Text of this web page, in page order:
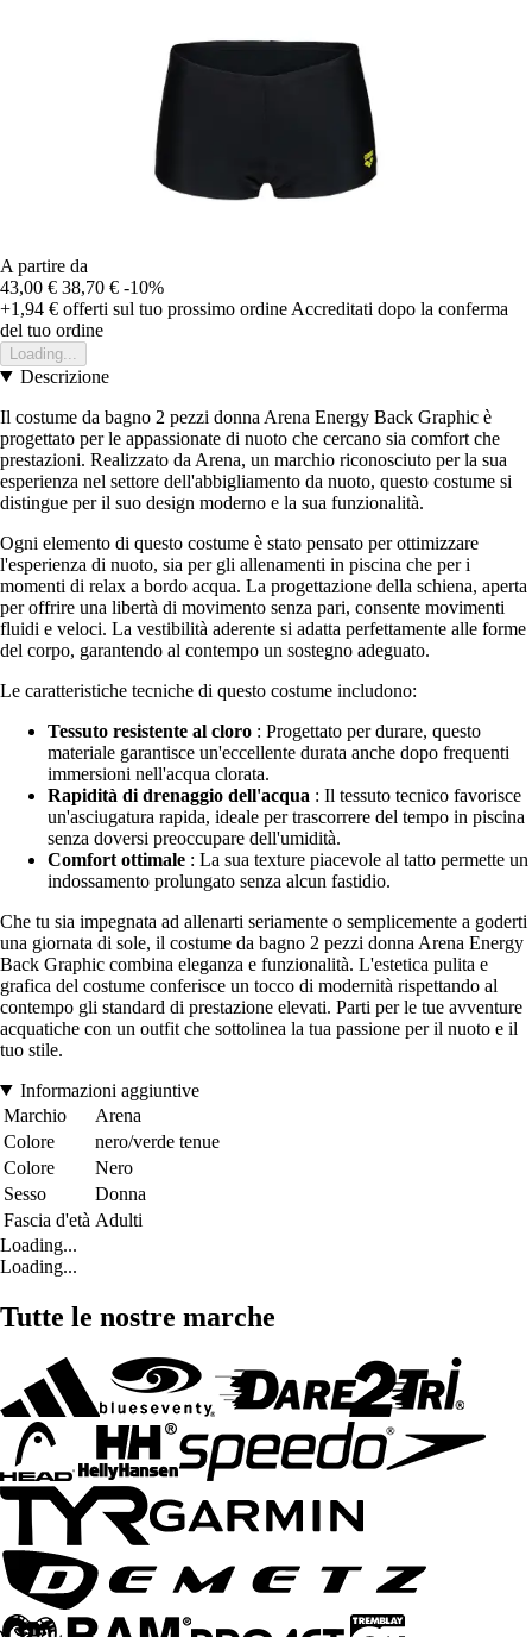
A partire da
43,00 € 38,70 € -10%
+1,94 € offerti sul tuo prossimo ordine Accreditati dopo la conferma
del tuo ordine
Loading...
Descrizione
Il costume da bagno 2 pezzi donna Arena Energy Back Graphic è
progettato per le appassionate di nuoto che cercano sia comfort che
prestazioni. Realizzato da Arena, un marchio riconosciuto per la sua
esperienza nel settore dell'abbigliamento da nuoto, questo costume si
distingue per il suo design moderno e la sua funzionalità.
Ogni elemento di questo costume è stato pensato per ottimizzare
l'esperienza di nuoto, sia per gli allenamenti in piscina che per i
momenti di relax a bordo acqua. La progettazione della schiena, aperta
per offrire una libertà di movimento senza pari, consente movimenti
fluidi e veloci. La vestibilità aderente si adatta perfettamente alle forme
del corpo, garantendo al contempo un sostegno adeguato.
Le caratteristiche tecniche di questo costume includono:
Tessuto resistente al cloro : Progettato per durare, questo
materiale garantisce un'eccellente durata anche dopo frequenti
immersioni nell'acqua clorata.
Rapidità di drenaggio dell'acqua : Il tessuto tecnico favorisce
un'asciugatura rapida, ideale per trascorrere del tempo in piscina
senza doversi preoccupare dell'umidità.
Comfort ottimale : La sua texture piacevole al tatto permette un
indossamento prolungato senza alcun fastidio.
Che tu sia impegnata ad allenarti seriamente o semplicemente a goderti
una giornata di sole, il costume da bagno 2 pezzi donna Arena Energy
Back Graphic combina eleganza e funzionalità. L'estetica pulita e
grafica del costume conferisce un tocco di modernità rispettando al
contempo gli standard di prestazione elevati. Parti per le tue avventure
acquatiche con un outfit che sottolinea la tua passione per il nuoto e il
tuo stile.
Informazioni aggiuntive
Marchio
Arena
Colore
nero/verde tenue
Colore
Nero
Sesso
Donna
Fascia d'età Adulti
Loading...
Loading...
Tutte le nostre marche